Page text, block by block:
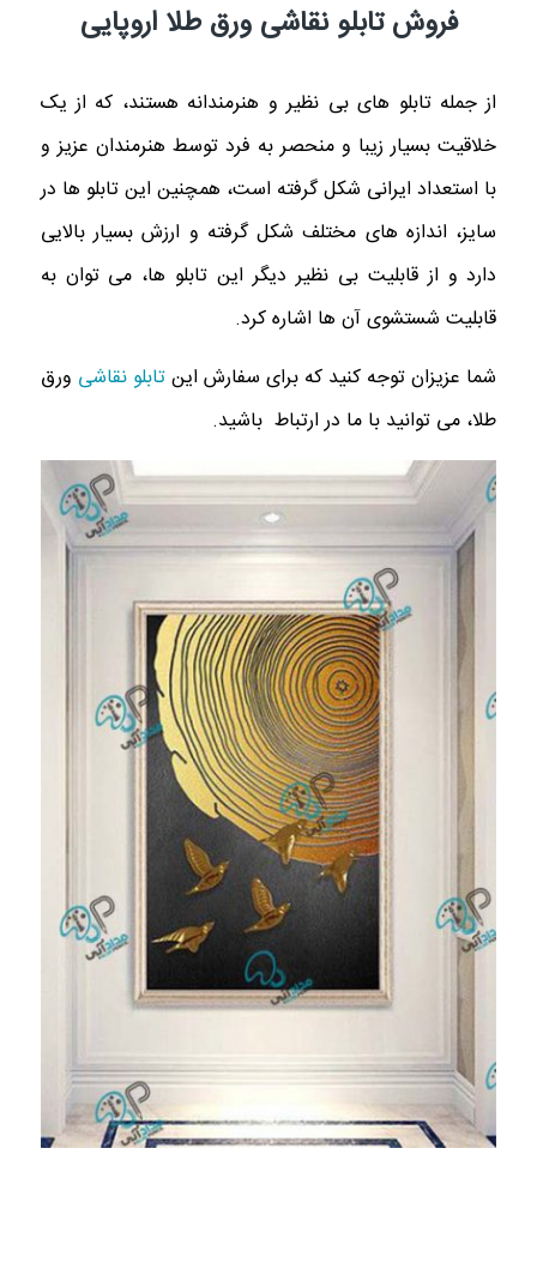
فروش تابلو نقاشی ورق طلا اروپایی
از جمله تابلو های بی نظیر و هنرمندانه هستند، که از یک
خلاقیت بسیار زیبا و منحصر به فرد توسط هنرمندان عزیز و
با استعداد ایرانی شکل گرفته است، همچنین این تابلو ها در
سایز، اندازه های مختلف شکل گرفته و ارزش بسیار بالایی
دارد و از قابلیت بی نظیر دیگر این تابلو ها، می توان به
قابلیت شستشوی آن ها اشاره کرد.
شما عزیزان توجه کنید که برای سفارش اینتابلو نقاشی ورق
طلا، می توانید با ما در ارتباط باشید.